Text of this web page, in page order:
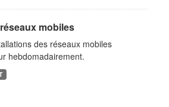
mobiles
des réseaux mobiles
hebdomadairement.